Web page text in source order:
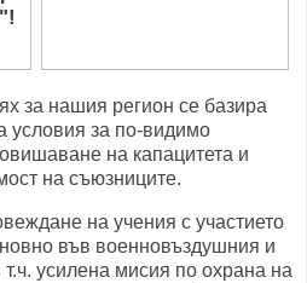
за нашия регион се базира
условия за по-видимо
на капацитета и
на съюзниците.
на учения с участието
във военновъздушния и
усилена мисия по охрана на